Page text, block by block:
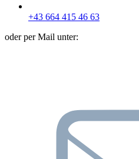
+43 664 415 46 63
oder per Mail unter: